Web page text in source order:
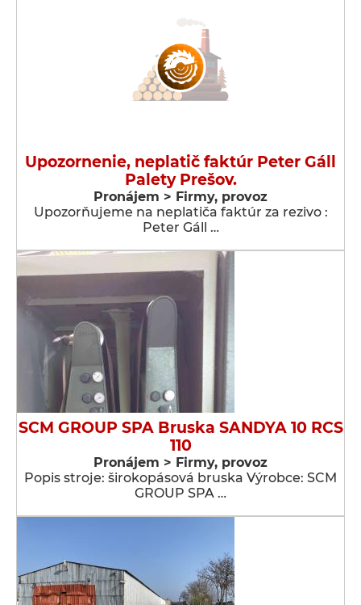
Upozornenie, neplatič faktúr Peter Gáll
Palety Prešov.
Pronájem > Firmy, provoz
Upozorňujeme na neplatiča faktúr za rezivo :
Peter Gáll …
SCM GROUP SPA Bruska SANDYA 10 RCS
110
Pronájem > Firmy, provoz
Popis stroje: širokopásová bruska Výrobce: SCM
GROUP SPA …